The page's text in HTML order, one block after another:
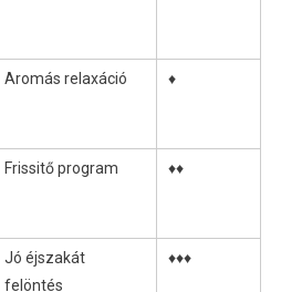
Aromás relaxáció ♦
Frissitő program ♦♦
Jó éjszakát
felöntés
♦♦♦